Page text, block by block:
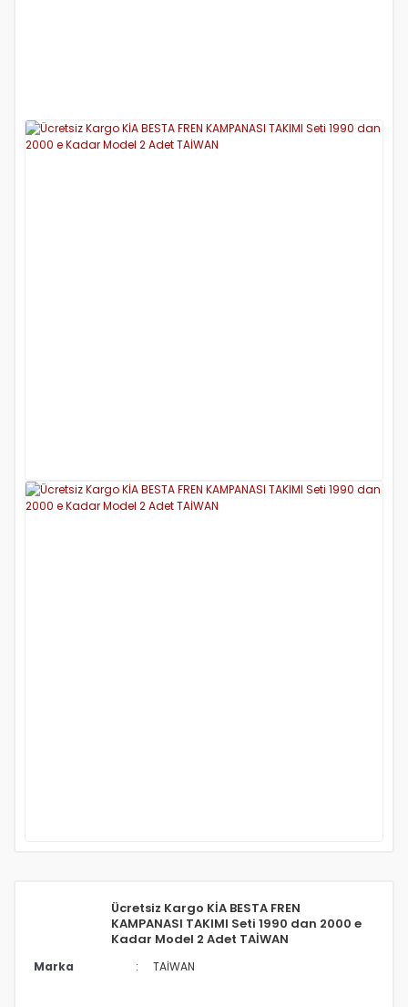
Ücretsiz Kargo KİA BESTA FREN
KAMPANASI TAKIMI Seti 1990 dan 2000 e
Kadar Model 2 Adet TAİWAN
Marka TAİWAN